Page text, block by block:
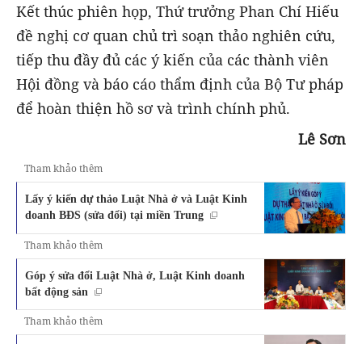
Kết thúc phiên họp, Thứ trưởng Phan Chí Hiếu
đề nghị cơ quan chủ trì soạn thảo nghiên cứu,
tiếp thu đầy đủ các ý kiến của các thành viên
Hội đồng và báo cáo thẩm định của Bộ Tư pháp
để hoàn thiện hồ sơ và trình chính phủ.
Lê Sơn
Tham khảo thêm
Lấy ý kiến dự thảo Luật Nhà ở và Luật Kinh
doanh BĐS (sửa đổi) tại miền Trung
Tham khảo thêm
Góp ý sửa đổi Luật Nhà ở, Luật Kinh doanh
bất động sản
Tham khảo thêm